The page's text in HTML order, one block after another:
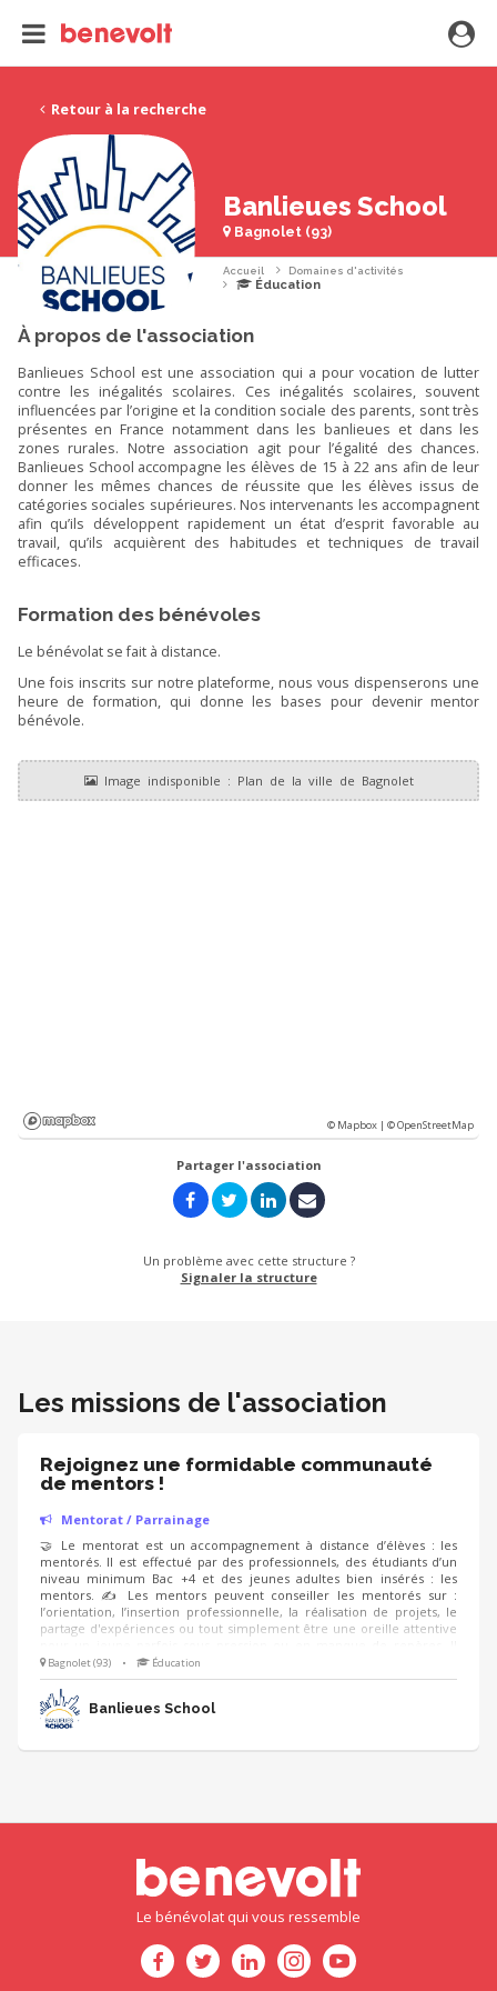
Retour à la recherche
Banlieues School
Bagnolet (93)
Accueil Domaines d'activités
Éducation
À propos de l'association
Banlieues School est une association qui a pour vocation de lutter
contre les inégalités scolaires. Ces inégalités scolaires, souvent
influencées par l’origine et la condition sociale des parents, sont très
présentes en France notamment dans les banlieues et dans les
zones rurales. Notre association agit pour l’égalité des chances.
Banlieues School accompagne les élèves de 15 à 22 ans afin de leur
donner les mêmes chances de réussite que les élèves issus de
catégories sociales supérieures. Nos intervenants les accompagnent
afin qu’ils développent rapidement un état d’esprit favorable au
travail, qu’ils acquièrent des habitudes et techniques de travail
efficaces.
Formation des bénévoles
Le bénévolat se fait à distance.
Une fois inscrits sur notre plateforme, nous vous dispenserons une
heure de formation, qui donne les bases pour devenir mentor
bénévole.
© Mapbox |© OpenStreetMap
Partager l'association
Un problème avec cette structure ?
Signaler la structure
Les missions de l'association
Rejoignez une formidable communauté
de mentors !
Mentorat / Parrainage
🤝 Le mentorat est un accompagnement à distance d’élèves : les
mentorés. Il est effectué par des professionnels, des étudiants d’un
niveau minimum Bac +4 et des jeunes adultes bien insérés : les
mentors. ✍️ Les mentors peuvent conseiller les mentorés sur :
l’orientation, l’insertion professionnelle, la réalisation de projets, le
partage d'expériences ou tout simplement être une oreille attentive
s'agit d'établir un lien de confiance entre le jeune et l'adulte. ⏳ Ce
programme dure 6 mois, à raison de 2h/mois environ, et s’inscrit dans
l’objectif national #1jeune1mentor. Vous serez formés tout au long
de la mission.
Bagnolet (93) • Éducation
Banlieues School
Le bénévolat qui vous ressemble